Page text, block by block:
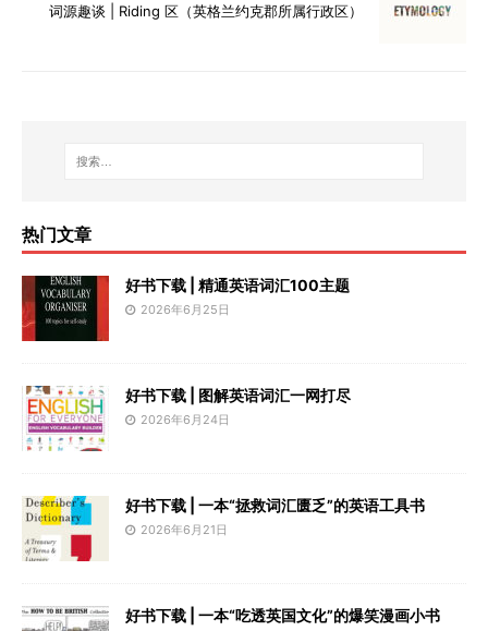
词源趣谈 | Riding 区（英格兰约克郡所属行政区）
热门文章
好书下载 | 精通英语词汇100主题
2026年6月25日
好书下载 | 图解英语词汇一网打尽
2026年6月24日
好书下载 | 一本“拯救词汇匮乏”的英语工具书
2026年6月21日
好书下载 | 一本“吃透英国文化”的爆笑漫画小书